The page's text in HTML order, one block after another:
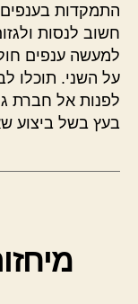
התמקדות
חשוב לנסות
למעשה ענפים
על השני. תוכלו
לפנות אל חברת
בעץ בשל ביצוע